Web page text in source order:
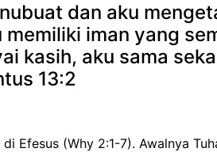
dan aku
iman yang
kasih, aku sama
13:2
Efesus (Why 2:1-7). Awalnya